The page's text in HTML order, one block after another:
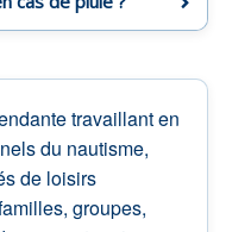
travaillant en
du nautisme,
de loisirs
groupes,